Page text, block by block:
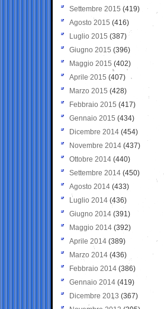
Settembre 2015 (419)
Agosto 2015 (416)
Luglio 2015 (387)
Giugno 2015 (396)
Maggio 2015 (402)
Aprile 2015 (407)
Marzo 2015 (428)
Febbraio 2015 (417)
Gennaio 2015 (434)
Dicembre 2014 (454)
Novembre 2014 (437)
Ottobre 2014 (440)
Settembre 2014 (450)
Agosto 2014 (433)
Luglio 2014 (436)
Giugno 2014 (391)
Maggio 2014 (392)
Aprile 2014 (389)
Marzo 2014 (436)
Febbraio 2014 (386)
Gennaio 2014 (419)
Dicembre 2013 (367)